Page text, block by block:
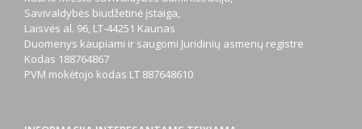
Savivaldybės biudžetinė įstaiga,
Laisvės al. 96, LT-44251 Kaunas
Duomenys kaupiami ir saugomi Juridinių asmenų registre
Kodas 188764867
PVM mokėtojo kodas LT 887648610